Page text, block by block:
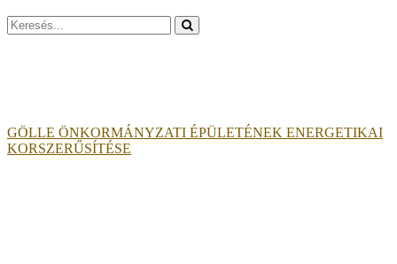
Search
for:
GÖLLE ÖNKORMÁNYZATI ÉPÜLETÉNEK ENERGETIKAI
KORSZERŰSÍTÉSE